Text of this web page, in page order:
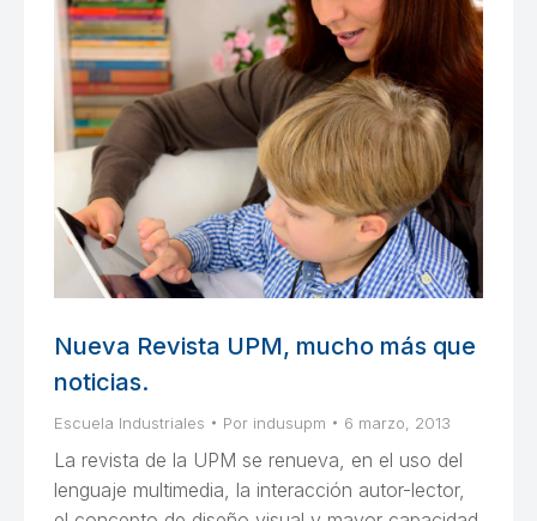
Nueva Revista UPM, mucho más que
noticias.
Escuela Industriales Por indusupm 6 marzo, 2013
La revista de la UPM se renueva, en el uso del
lenguaje multimedia, la interacción autor-lector,